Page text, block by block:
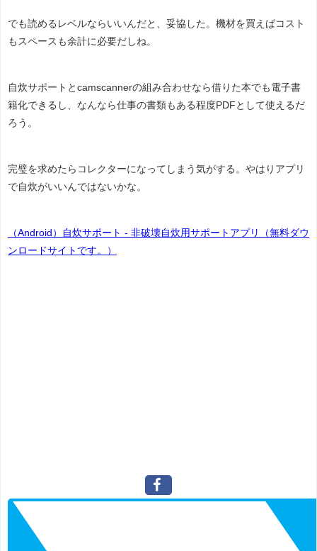
でも読めるレベルならいいんだと、妥協した。機材を買えばコスト
もスペースも余計に必要だしね。
自炊サポートとcamscannerの組み合わせなら借りた本でも電子書
籍化できるし、なんなら仕事の書類もある程度PDFとして使えるだ
ろう。
完璧を求めたらコレクターになってしまう気がする。やはりアプリ
で自炊がいいんではないかな。
（Android）自炊サポート - 非破壊自炊用サポートアプリ（無料ダウ
ンロードサイトです。）